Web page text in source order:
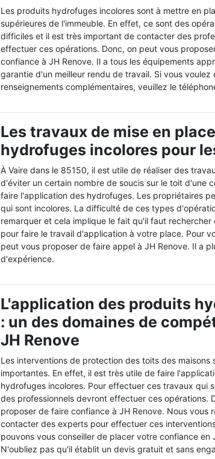
Les produits hydrofuges incolores sont à mettre en
supérieures de l'immeuble. En effet, ce sont des
difficiles et il est très important de contacter des
effectuer ces opérations. Donc, on peut vous
confiance à JH Renove. Il a tous les équipements
garantie d'un meilleur rendu de travail. Si vous voulez
renseignements complémentaires, veuillez le
Les travaux de mise en
hydrofuges incolores pour
À Vaire dans le 85150, il est utile de réaliser des
d'éviter un certain nombre de soucis sur le toit d'une
faire l'application des hydrofuges. Les propriétaires
qui sont incolores. La difficulté de ces types
remarquer et cela implique le fait qu'il faut rechercher
pour faire le travail d'application à votre place. Pour
peut vous proposer de faire appel à JH Renove. Il a
d'expérience.
L'application des produits
: un des domaines de
JH Renove
Les interventions de protection des toits des maisons
importantes. En effet, il est très utile de faire
hydrofuges incolores. Pour effectuer ces travaux qui
des professionnels devront effectuer ces opérations.
proposer de faire confiance à JH Renove. Nous vous
contacter des experts pour effectuer ces
pouvons vous conseiller de placer votre confiance en
N'oubliez pas qu'il établit un devis gratuit et sans